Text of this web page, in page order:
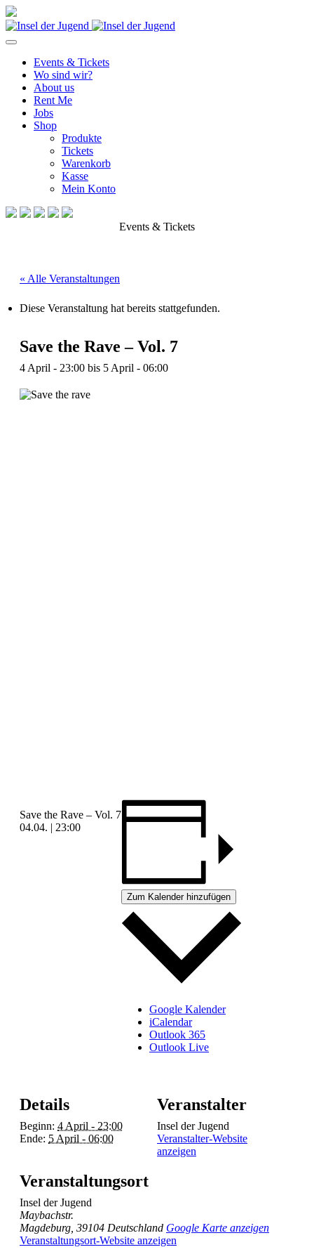
Events & Tickets
Wo sind wir?
About us
Rent Me
Jobs
Shop
Produkte
Tickets
Warenkorb
Kasse
Mein Konto
Events & Tickets
« Alle Veranstaltungen
Diese Veranstaltung hat bereits stattgefunden.
Save the Rave – Vol. 7
4 April - 23:00 bis 5 April - 06:00
Save the Rave – Vol. 7
04.04. | 23:00
Zum Kalender hinzufügen
Google Kalender
iCalendar
Outlook 365
Outlook Live
Details
Beginn: 4 April - 23:00
Ende: 5 April - 06:00
Veranstaltungsort
Insel der Jugend
Maybachstr.
Magdeburg 39104 Deutschland Google Karte anzeigen
Veranstaltungsort-Website anzeigen
Veranstalter
Insel der Jugend
Veranstalter-Website
anzeigen